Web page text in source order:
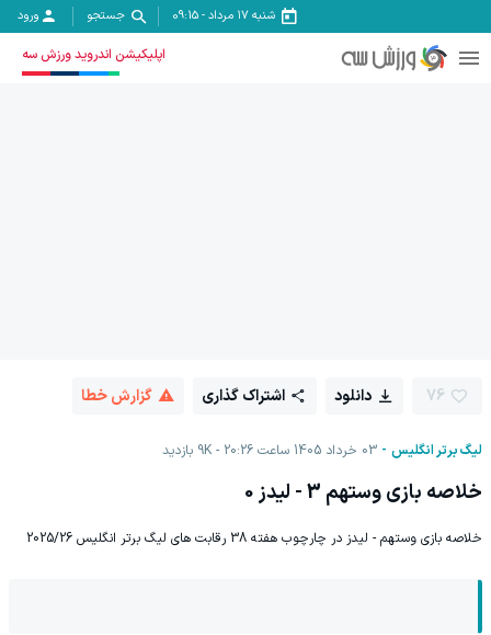
شنبه ۱۷ مرداد -
09:15 جستجو ورود
اپلیکیشن اندروید ورزش سه
لیگ برتر انگلیس 03 خرداد 1405 ساعت 20:26 9K بازدید
76 دانلود اشتراک گذاری گزارش خطا
خلاصه بازی وستهم 3 - لیدز 0
خلاصه بازی وستهم - لیدز در چارچوب هفته 38 رقابت های لیگ برتر انگلیس 2025/26